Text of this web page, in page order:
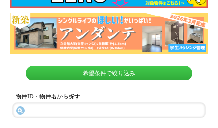
希望条件で絞り込み
物件ID・物件名から探す